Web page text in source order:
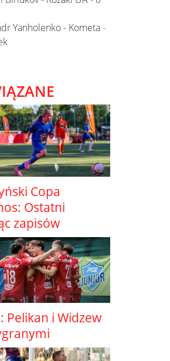
Yanholenko - Kometa -
Copa
Ostatni
zapisów
Pelikan i Widzew